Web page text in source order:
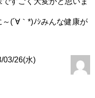
(´∀｀*)ﾉｼみんな健康が
03/26(水)